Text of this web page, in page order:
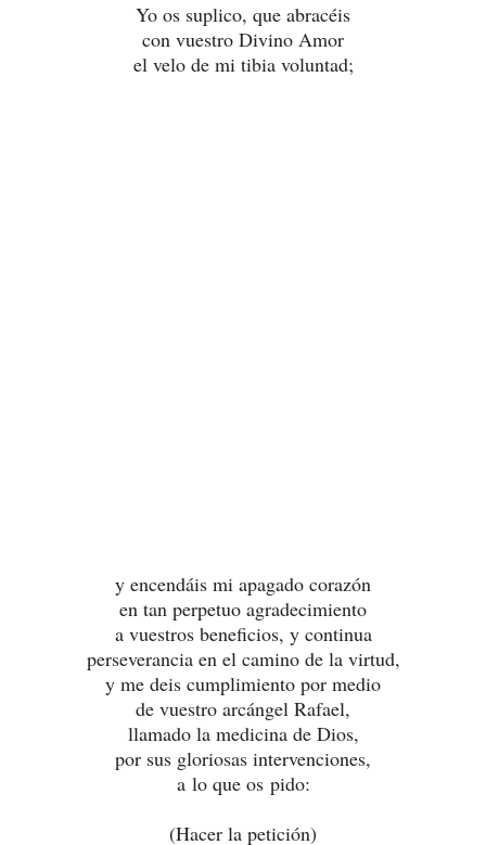
Yo os suplico, que abracéis
con vuestro Divino Amor
el velo de mi tibia voluntad;
y encendáis mi apagado corazón
en tan perpetuo agradecimiento
a vuestros beneficios, y continua
perseverancia en el camino de la virtud,
y me deis cumplimiento por medio
de vuestro arcángel Rafael,
llamado la medicina de Dios,
por sus gloriosas intervenciones,
a lo que os pido:
(Hacer la petición)